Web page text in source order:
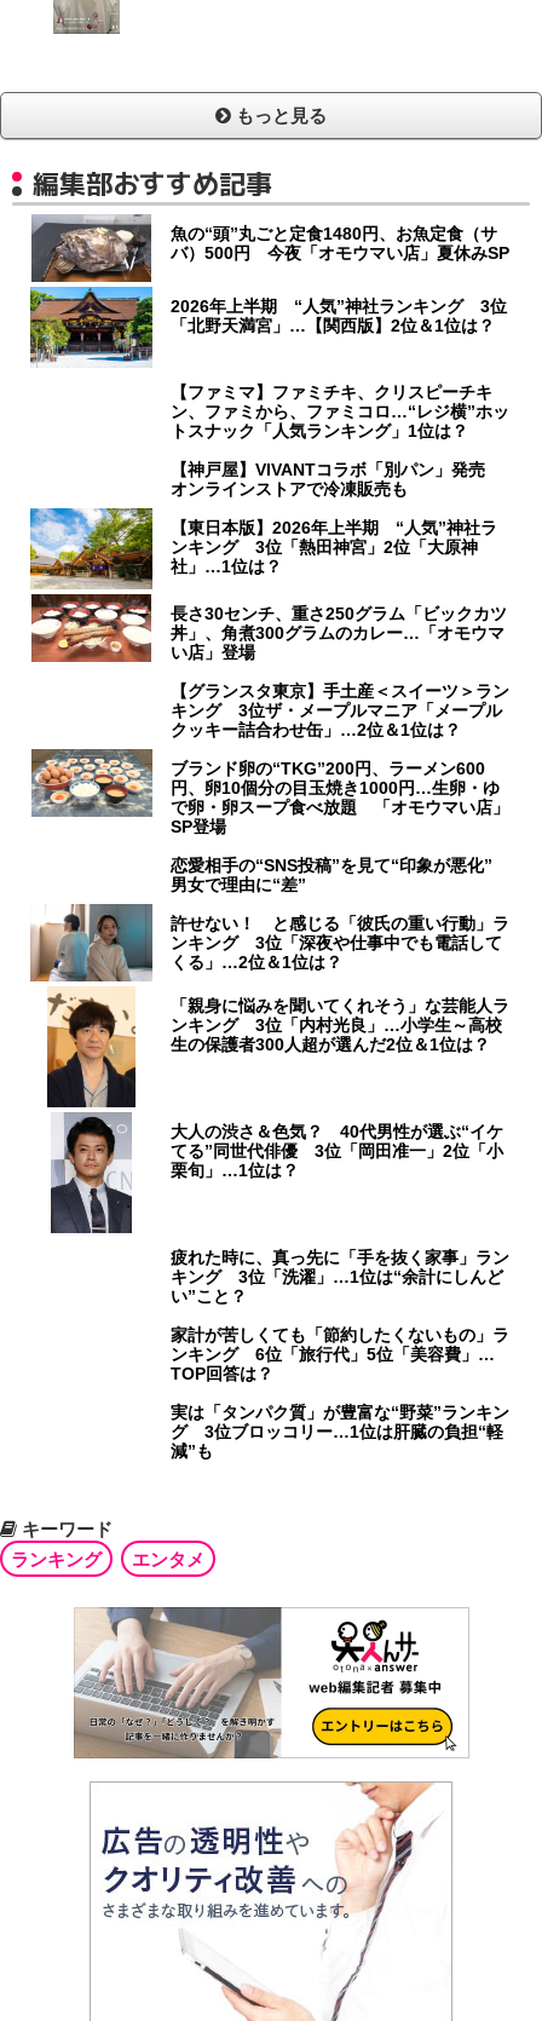
もっと見る
編集部おすすめ記事
魚の“頭”丸ごと定食1480円、お魚定食（サ
バ）500円 今夜「オモウマい店」夏休みSP
2026年上半期 “人気”神社ランキング 3位
「北野天満宮」…【関西版】2位＆1位は？
【ファミマ】ファミチキ、クリスピーチキ
ン、ファミから、ファミコロ…“レジ横”ホッ
トスナック「人気ランキング」1位は？
【神戸屋】VIVANTコラボ「別パン」発売
オンラインストアで冷凍販売も
【東日本版】2026年上半期 “人気”神社ラ
ンキング 3位「熱田神宮」2位「大原神
社」…1位は？
長さ30センチ、重さ250グラム「ビックカツ
丼」、角煮300グラムのカレー…「オモウマ
い店」登場
【グランスタ東京】手土産＜スイーツ＞ラン
キング 3位ザ・メープルマニア「メープル
クッキー詰合わせ缶」…2位＆1位は？
ブランド卵の“TKG”200円、ラーメン600
円、卵10個分の目玉焼き1000円…生卵・ゆ
で卵・卵スープ食べ放題 「オモウマい店」
SP登場
恋愛相手の“SNS投稿”を見て“印象が悪化”
男女で理由に“差”
許せない！ と感じる「彼氏の重い行動」ラ
ンキング 3位「深夜や仕事中でも電話して
くる」…2位＆1位は？
「親身に悩みを聞いてくれそう」な芸能人ラ
ンキング 3位「内村光良」…小学生～高校
生の保護者300人超が選んだ2位＆1位は？
大人の渋さ＆色気？ 40代男性が選ぶ“イケ
てる”同世代俳優 3位「岡田准一」2位「小
栗旬」…1位は？
疲れた時に、真っ先に「手を抜く家事」ラン
キング 3位「洗濯」…1位は“余計にしんど
い”こと？
家計が苦しくても「節約したくないもの」ラ
ンキング 6位「旅行代」5位「美容費」…
TOP回答は？
実は「タンパク質」が豊富な“野菜”ランキン
グ 3位ブロッコリー…1位は肝臓の負担“軽
減”も
キーワード
ランキング
エンタメ